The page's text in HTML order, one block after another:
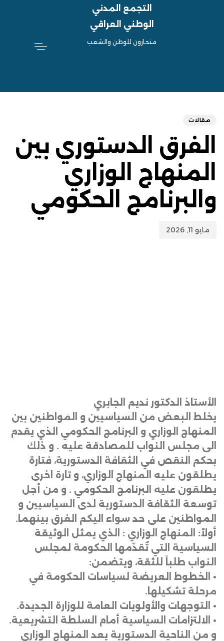
التجمع المدني
الوطني العراقي
منحازون للوطن والشعب
مقالات
الفرق الدستوري بين
المنهاج الوزاري
والبرنامج الحكومي
مايو 11, 2026
الأستاذ الدكتور نديم الجابري
يخلط البعض من السياسيين و المواطنين بين
المنهاج الوزاري و البرنامج الحكومي الذي يقدم
الى مجلس النواب للمصادقة عليه . و ذلك
بحكم النقص في الثقافة الدستورية، فتارة
يطلقون عليه المنهاج الوزاري، و تارة اخرى
يطلقون عليه البرنامج الحكومي . و من أجل
توسعة الثقافة الدستورية لدى السياسيين و
المواطنين على حد سواء اليكم الفرق بينهما .
أولاً: المنهاج الوزاري : الذي يمثل الوثيقة
السياسية التي تُقدّمها الحكومة لمجلس
النواب طلباً للثقة، ويتضمن:
•
الخطوط العريضة لسياسات الحكومة في
مرحلة تشكيلها .
•
التوجهات والأولويات العامة للوزارة الجديدة.
•
الالتزامات السياسية أمام السلطة التشريعية.
و من الناحية الدستورية يعد المنهاج الوزاري